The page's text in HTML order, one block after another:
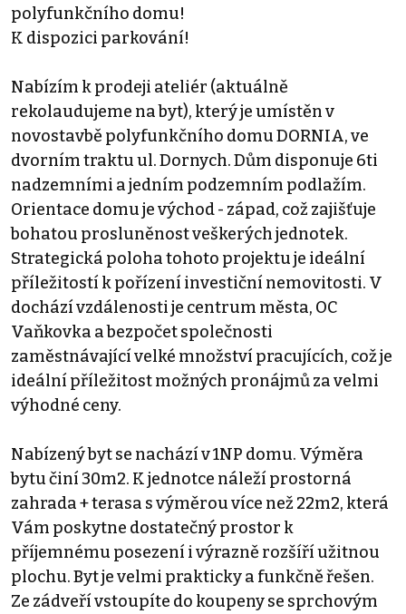
polyfunkčního domu!
K dispozici parkování!
Nabízím k prodeji ateliér (aktuálně
rekolaudujeme na byt), který je umístěn v
novostavbě polyfunkčního domu DORNIA, ve
dvorním traktu ul. Dornych. Dům disponuje 6ti
nadzemními a jedním podzemním podlažím.
Orientace domu je východ - západ, což zajišťuje
bohatou prosluněnost veškerých jednotek.
Strategická poloha tohoto projektu je ideální
příležitostí k pořízení investiční nemovitosti. V
dochází vzdálenosti je centrum města, OC
Vaňkovka a bezpočet společnosti
zaměstnávající velké množství pracujících, což je
ideální příležitost možných pronájmů za velmi
výhodné ceny.
Nabízený byt se nachází v 1NP domu. Výměra
bytu činí 30m2. K jednotce náleží prostorná
zahrada + terasa s výměrou více než 22m2, která
Vám poskytne dostatečný prostor k
příjemnému posezení i výrazně rozšíří užitnou
plochu. Byt je velmi prakticky a funkčně řešen.
Ze zádveří vstoupíte do koupeny se sprchovým